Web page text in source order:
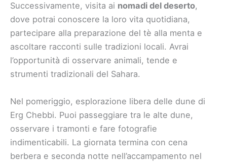
Successivamente, visita ai nomadi del deserto,
dove potrai conoscere la loro vita quotidiana,
partecipare alla preparazione del tè alla menta e
ascoltare racconti sulle tradizioni locali. Avrai
l’opportunità di osservare animali, tende e
strumenti tradizionali del Sahara.
Nel pomeriggio, esplorazione libera delle dune di
Erg Chebbi. Puoi passeggiare tra le alte dune,
osservare i tramonti e fare fotografie
indimenticabili. La giornata termina con cena
berbera e seconda notte nell’accampamento nel